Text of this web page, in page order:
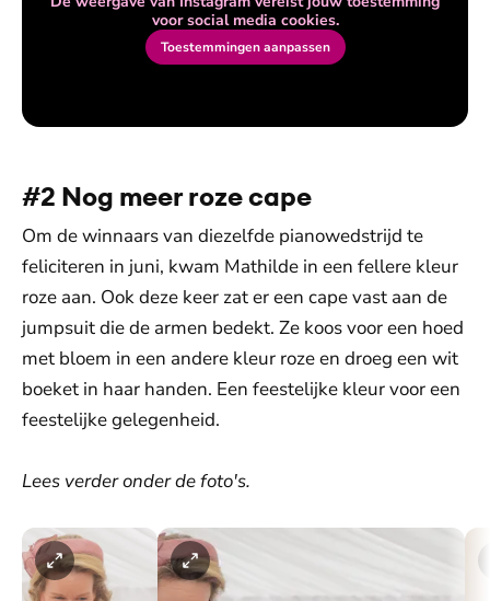
voor social media cookies.
Toestemmingen aanpassen
#2 Nog meer roze cape
Om de winnaars van diezelfde pianowedstrijd te
feliciteren in juni, kwam Mathilde in een fellere kleur
roze aan. Ook deze keer zat er een cape vast aan de
jumpsuit die de armen bedekt. Ze koos voor een hoed
met bloem in een andere kleur roze en droeg een wit
boeket in haar handen. Een feestelijke kleur voor een
feestelijke gelegenheid.
Lees verder onder de foto's.